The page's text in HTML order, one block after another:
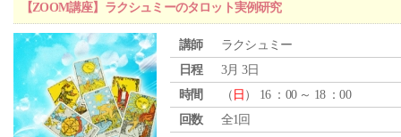
【ZOOM講座】ラクシュミーのタロット実例研究
講師
ラクシュミー
日程
3月 3日
時間
（ 日 ） 16 ：00 ～ 18 ：00
回数
全1回